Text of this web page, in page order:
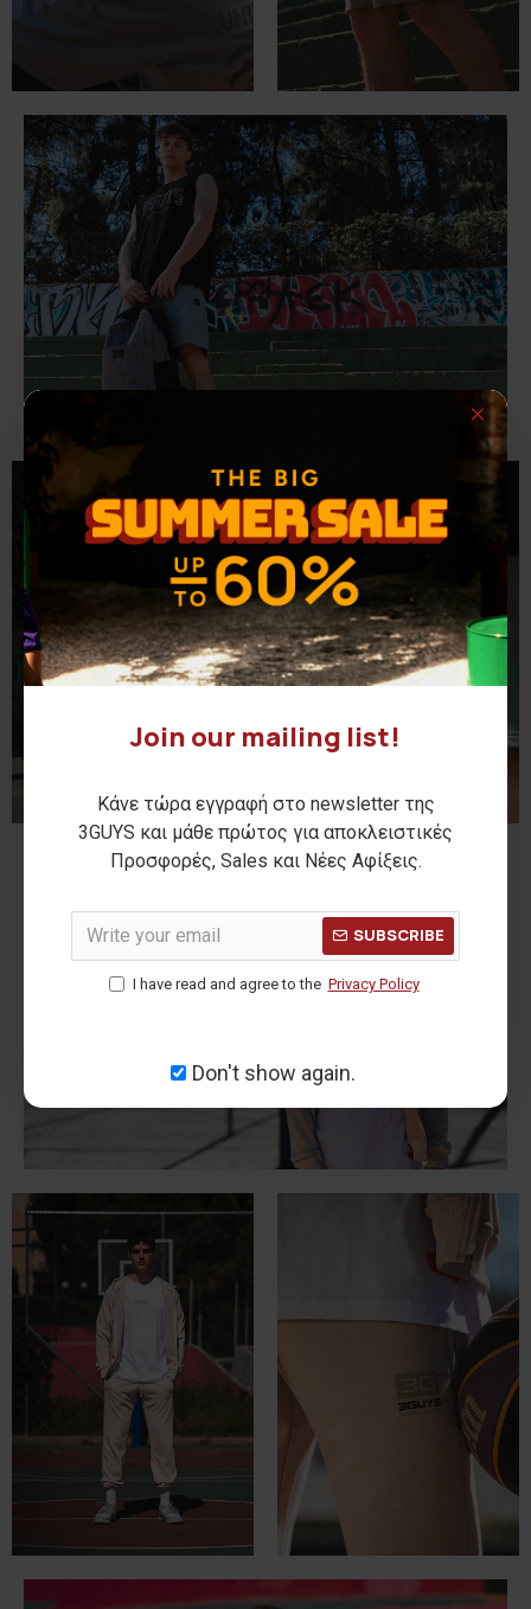
Join our mailing list!
Κάνε τώρα εγγραφή στο newsletter της
3GUYS και μάθε πρώτος για αποκλειστικές
Προσφορές, Sales και Νέες Αφίξεις.
SUBSCRIBE
I have read and agree to the Privacy Policy
Don't show again.